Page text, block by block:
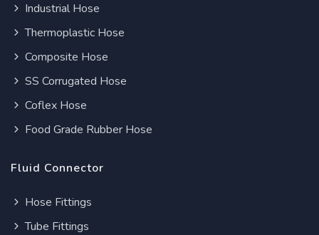
Industrial Hose
Thermoplastic Hose
Composite Hose
SS Corrugated Hose
Coflex Hose
Food Grade Rubber Hose
Fluid Connector
Hose Fittings
Tube Fittings